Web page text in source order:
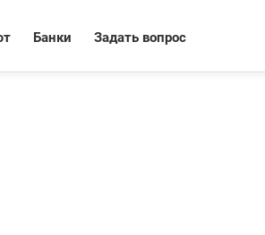
Банки Задать вопрос